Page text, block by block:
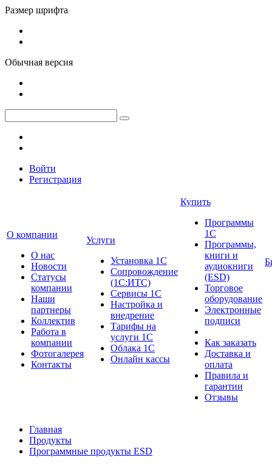
Размер шрифта
Обычная версия
Войти
Регистрация
О компании
О нас
Новости
Cтатусы
компании
Наши
партнеры
Коллектив
Работа в
компании
Фотогалерея
Контакты
Услуги
Установка 1С
Сопровождение
(1С:ИТС)
Сервисы 1С
Настройка и
внедрение
Тарифы на
услуги 1С
Облака 1С
Онлайн кассы
Купить
Программы
1С
Программы,
книги и
аудиокниги
(ESD)
Торговое
оборудование
Электронные
подписи
Как заказать
Доставка и
оплата
Правила и
гарантии
Отзывы
Главная
Продукты
Программные продукты ESD